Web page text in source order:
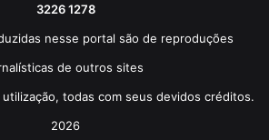
3226 1278
nesse portal são de reproduções
de outros sites
todas com seus devidos créditos.
2026